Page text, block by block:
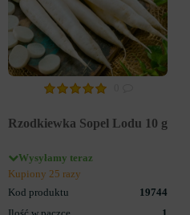
Rzodkiewka Sopel Lodu 10 g
Wysyłamy teraz
Kupiony 25 razy
Kod produktu
19744